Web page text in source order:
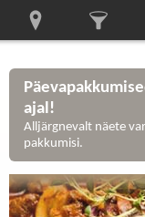
ajal!
Alljärgnevalt näete
pakkumisi.